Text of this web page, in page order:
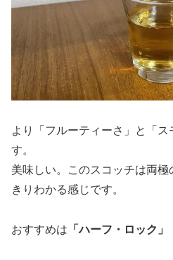
より「フルーティーさ」と「ス
す。
美味しい。このスコッチは両
きりわかる感じです。
おすすめは 「ハーフ・ロック」